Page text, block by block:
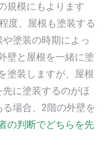
規模にもよります
度、屋根も塗装する
塗装の時期によっ
壁と屋根を一緒に塗
塗装しますが、屋根
に塗装するのがほ
場合、2階の外壁を
の判断でどちらを先